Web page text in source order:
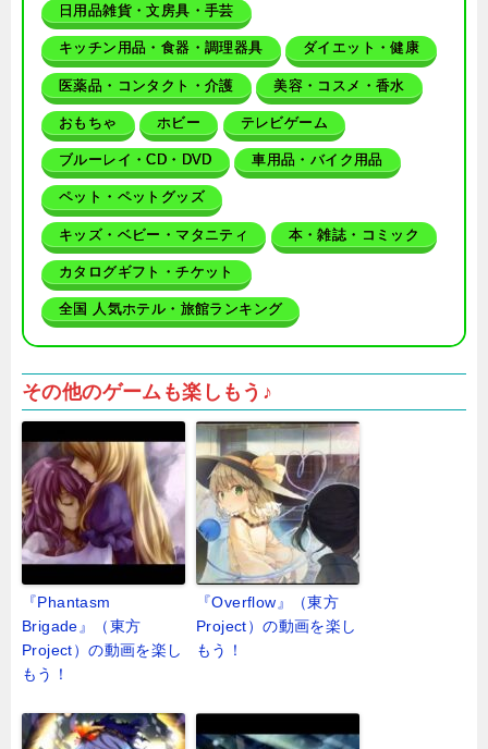
日用品雑貨・文房具・手芸
キッチン用品・食器・調理器具 ダイエット・健康
医薬品・コンタクト・介護 美容・コスメ・香水
おもちゃ ホビー テレビゲーム
ブルーレイ・CD・DVD 車用品・バイク用品
ペット・ペットグッズ
キッズ・ベビー・マタニティ 本・雑誌・コミック
カタログギフト・チケット
全国 人気ホテル・旅館ランキング
その他のゲームも楽しもう♪
『Phantasm
Brigade』（東方
Project）の動画を楽し
もう！
『Overflow』（東方
Project）の動画を楽し
もう！